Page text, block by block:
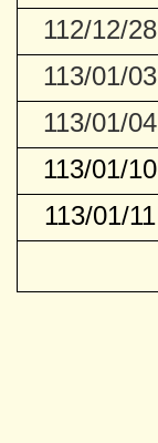
112/12/28
113/01/03
113/01/04
113/01/10
113/01/11